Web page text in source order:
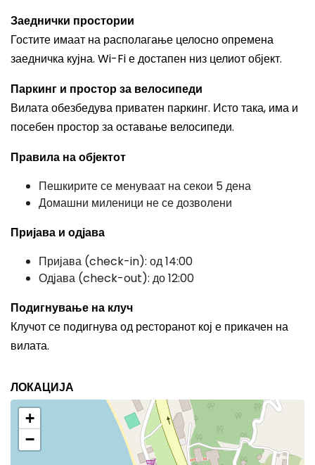
Заеднички простории
Гостите имаат на располагање целосно опремена
заедничка кујна. Wi-Fi е достапен низ целиот објект.
Паркинг и простор за велосипеди
Вилата обезбедува приватен паркинг. Исто така, има и
посебен простор за оставање велосипеди.
Правила на објектот
Пешкирите се менуваат на секои 5 дена
Домашни миленици не се дозволени
Пријава и одјава
Пријава (check-in): од 14:00
Одјава (check-out): до 12:00
Подигнување на клуч
Клучот се подигнува од ресторанот кој е прикачен на
вилата.
ЛОКАЦИЈА
+
−